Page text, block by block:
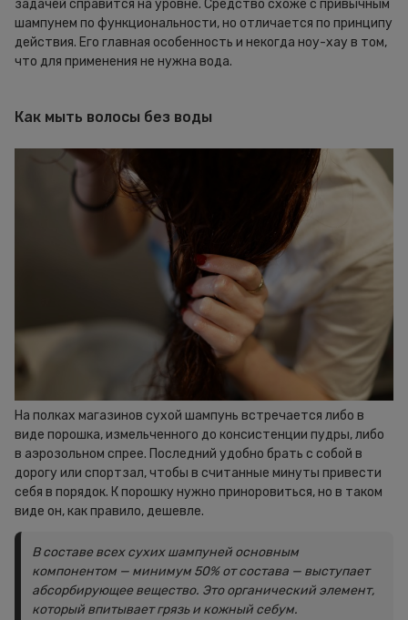
задачей справится на уровне. Средство схоже с привычным
шампунем по функциональности, но отличается по принципу
действия. Его главная особенность и некогда ноу-хау в том,
что для применения не нужна вода.
Как мыть волосы без воды
На полках магазинов сухой шампунь встречается либо в
виде порошка, измельченного до консистенции пудры, либо
в аэрозольном спрее. Последний удобно брать с собой в
дорогу или спортзал, чтобы в считанные минуты привести
себя в порядок. К порошку нужно приноровиться, но в таком
виде он, как правило, дешевле.
В составе всех сухих шампуней основным
компонентом — минимум 50% от состава — выступает
абсорбирующее вещество. Это органический элемент,
который впитывает грязь и кожный себум.